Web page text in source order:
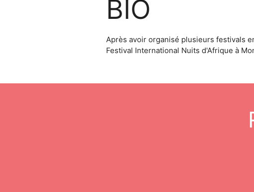
BIO
Après avoir organisé plusieurs festivals
Festival International Nuits d'Afrique à